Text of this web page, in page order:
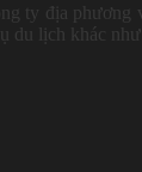
ty địa phương
du lịch khác